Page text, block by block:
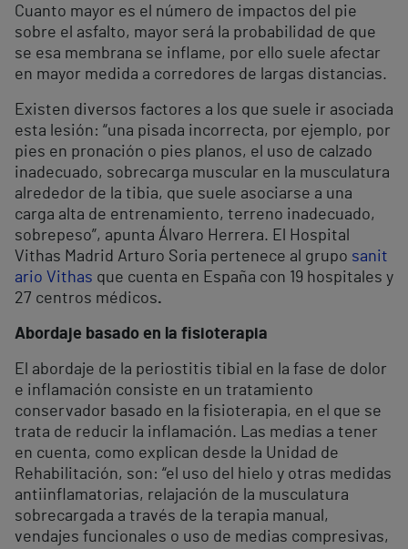
Cuanto mayor es el número de impactos del pie
sobre el asfalto, mayor será la probabilidad de que
se esa membrana se inflame, por ello suele afectar
en mayor medida a corredores de largas distancias.
Existen diversos factores a los que suele ir asociada
esta lesión: “una pisada incorrecta, por ejemplo, por
pies en pronación o pies planos, el uso de calzado
inadecuado, sobrecarga muscular en la musculatura
alrededor de la tibia, que suele asociarse a una
carga alta de entrenamiento, terreno inadecuado,
sobrepeso”, apunta Álvaro Herrera. El Hospital
Vithas Madrid Arturo Soria pertenece al grupo sanit
ario Vithas que cuenta en España con 19 hospitales y
27 centros médicos.
Abordaje basado en la fisioterapia
El abordaje de la periostitis tibial en la fase de dolor
e inflamación consiste en un tratamiento
conservador basado en la fisioterapia, en el que se
trata de reducir la inflamación. Las medias a tener
en cuenta, como explican desde la Unidad de
Rehabilitación, son: “el uso del hielo y otras medidas
antiinflamatorias, relajación de la musculatura
sobrecargada a través de la terapia manual,
vendajes funcionales o uso de medias compresivas,